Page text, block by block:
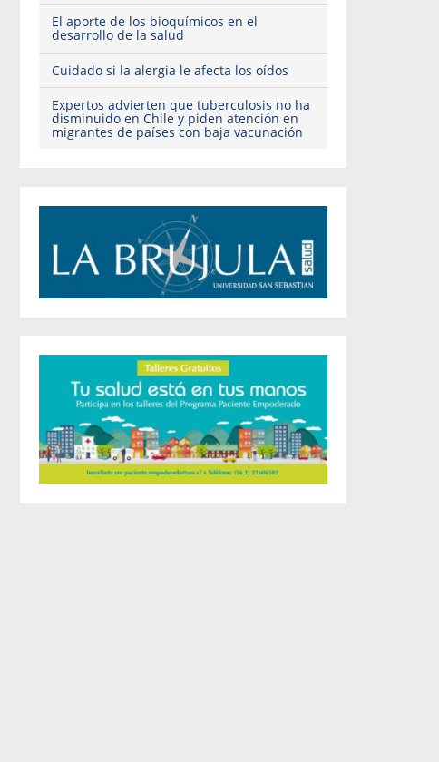
El aporte de los bioquímicos en el
desarrollo de la salud
Cuidado si la alergia le afecta los oídos
Expertos advierten que tuberculosis no ha
disminuido en Chile y piden atención en
migrantes de países con baja vacunación